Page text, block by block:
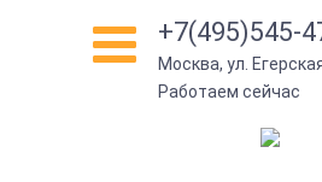
+7(495)545-
Москва, ул.
Работаем сейчас